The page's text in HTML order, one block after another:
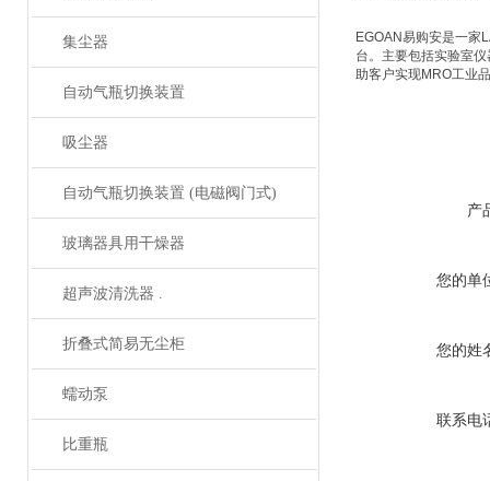
集尘器
自动气瓶切换装置
吸尘器
自动气瓶切换装置 (电磁阀门式)
玻璃器具用干燥器
超声波清洗器 .
折叠式简易无尘柜
蠕动泵
比重瓶
EGOAN易购安是一家
台。主要包括实验室
助客户实现MRO工业
产
您的单
您的姓
联系电